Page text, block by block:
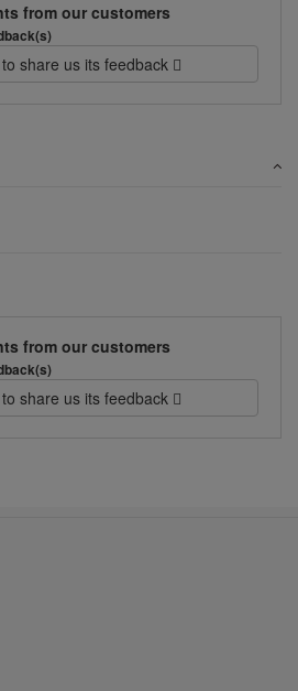
from our customers
share us its feedback
from our customers
share us its feedback